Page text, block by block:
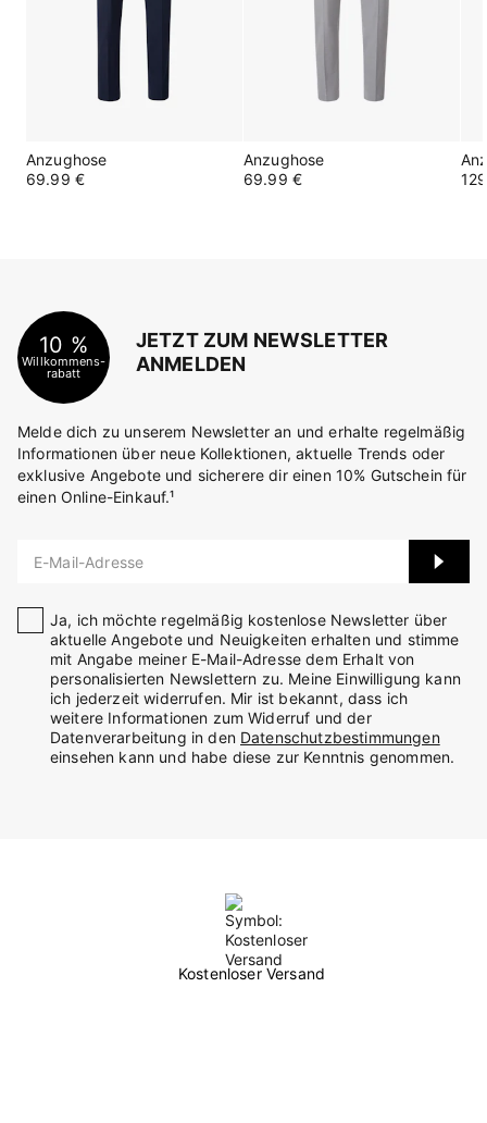
Anzughose
69.99 €
Anzughose
69.99 €
10 %
Willkommens-
rabatt
JETZT ZUM NEWSLETTER
ANMELDEN
Melde dich zu unserem Newsletter an und erhalte regelmäßig
Informationen über neue Kollektionen, aktuelle Trends oder
exklusive Angebote und sicherere dir einen 10% Gutschein für
einen Online-Einkauf.¹
E-Mail-Adresse
Ja, ich möchte regelmäßig kostenlose Newsletter über
aktuelle Angebote und Neuigkeiten erhalten und stimme
mit Angabe meiner E-Mail-Adresse dem Erhalt von
personalisierten Newslettern zu. Meine Einwilligung kann
ich jederzeit widerrufen. Mir ist bekannt, dass ich
weitere Informationen zum Widerruf und der
Datenverarbeitung in den Datenschutzbestimmungen
einsehen kann und habe diese zur Kenntnis genommen.
Kostenloser Versand